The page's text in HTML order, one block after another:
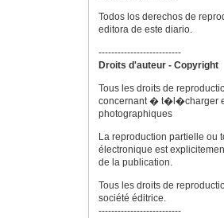
Todos los derechos de
editora de este diario.
--------------------------
Droits d'auteur - Copyright
Tous les droits de
concernant � t�l�charger
photographiques
La reproduction partielle ou
électronique est
de la publication.
Tous les droits de
société éditrice.
--------------------------